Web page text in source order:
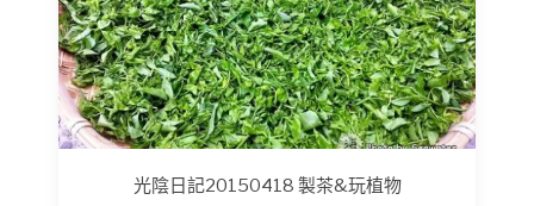
光陰日記20150418 製茶&玩植物